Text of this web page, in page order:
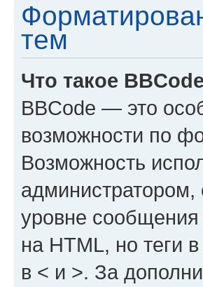
тем
Что такое
BBCode — это
возможности по
Возможность
администратором,
уровне
на HTML, но теги
в < и >. За